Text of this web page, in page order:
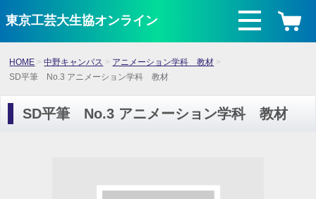
東京工芸大生協オンライン
HOME 中野キャンパス
アニメーション学科 教材
SD平筆 No.3 アニメーション学科 教材
SD平筆 No.3 アニメーション学科 教材